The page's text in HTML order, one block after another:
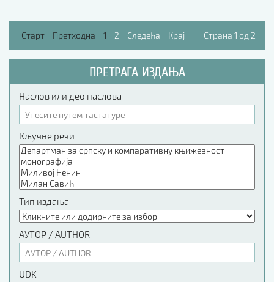
Старт Претходна 1 2 Следећа Крај Страна 1 од 2
ПРЕТРАГА ИЗДАЊА
Наслов или део наслова
Кључне речи
Тип издања
АУТОР / AUTHOR
UDK